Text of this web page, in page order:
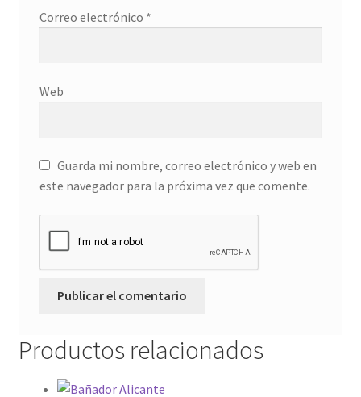
Correo electrónico *
Web
Guarda mi nombre, correo electrónico y web en
este navegador para la próxima vez que comente.
Productos relacionados